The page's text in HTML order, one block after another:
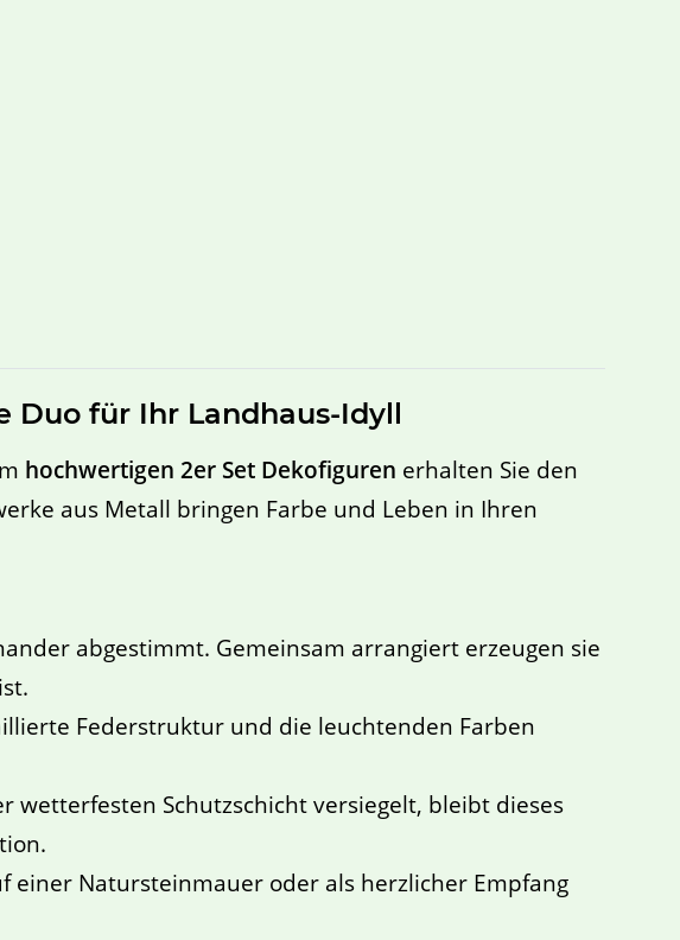
Duo für Ihr Landhaus-Idyll
hochwertigen 2er Set Dekofiguren erhalten Sie den
aus Metall bringen Farbe und Leben in Ihren
abgestimmt. Gemeinsam arrangiert erzeugen sie
Federstruktur und die leuchtenden Farben
Schutzschicht versiegelt, bleibt dieses
einer Natursteinmauer oder als herzlicher Empfang